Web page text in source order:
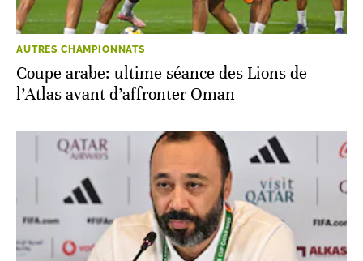
AUTRES CHAMPIONNATS
Coupe arabe: ultime séance des Lions de
l’Atlas avant d’affronter Oman